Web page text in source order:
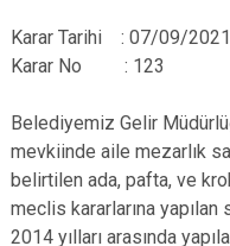
Karar Tarihi : 07/09/2021
Karar No : 123
Belediyemiz Gelir
mevkiinde aile mezarlık
belirtilen ada, pafta, ve
meclis kararlarına
2014 yılları arasında